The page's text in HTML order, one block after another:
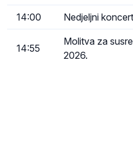
14:00 Nedjeljni koncert
14:55
Molitva za
2026.